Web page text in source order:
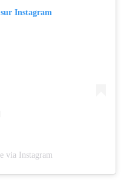
Instagram
via Instagram